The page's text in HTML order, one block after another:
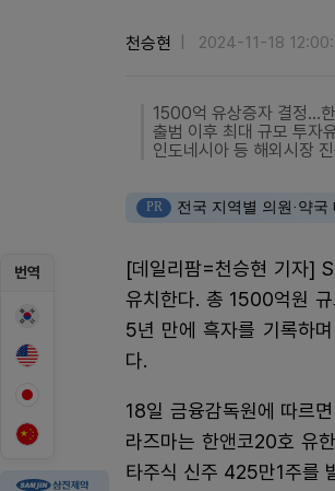
번역
천승현 2024-11-18
1500억 유상증자 결정...
출범 이후 최대 규모 투자
인도네시아 등 해외시장
PR 전국 지역별 의원·약
[데일리팜=천승현 기자]
유치한다. 총 1500억원
5년 만에 흑자를 기록하
다.
18일 금융감독원에 따르
라즈마는 한앤코20호 유
타주식 신주 425만1주를